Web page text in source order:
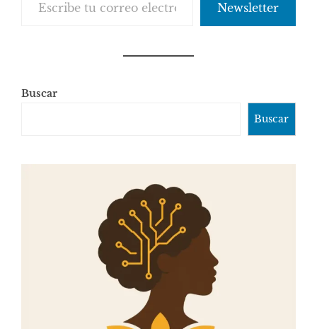
Newsletter
Buscar
Buscar